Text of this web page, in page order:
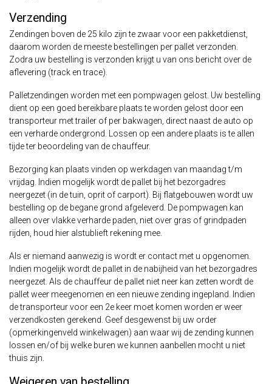
Verzending
Zendingen boven de 25 kilo zijn te zwaar voor een pakketdienst,
daarom worden de meeste bestellingen per pallet verzonden.
Zodra uw bestelling is verzonden krijgt u van ons bericht over de
aflevering (track en trace).
Palletzendingen worden met een pompwagen gelost. Uw bestelling
dient op een goed bereikbare plaats te worden gelost door een
transporteur met trailer of per bakwagen, direct naast de auto op
een verharde ondergrond. Lossen op een andere plaats is te allen
tijde ter beoordeling van de chauffeur.
Bezorging kan plaats vinden op werkdagen van maandag t/m
vrijdag. Indien mogelijk wordt de pallet bij het bezorgadres
neergezet (in de tuin, oprit of carport). Bij flatgebouwen wordt uw
bestelling op de begane grond afgeleverd. De pompwagen kan
alleen over vlakke verharde paden, niet over gras of grindpaden
rijden, houd hier alstublieft rekening mee.
Als er niemand aanwezig is wordt er contact met u opgenomen.
Indien mogelijk wordt de pallet in de nabijheid van het bezorgadres
neergezet. Als de chauffeur de pallet niet neer kan zetten wordt de
pallet weer meegenomen en een nieuwe zending ingepland. Indien
de transporteur voor een 2e keer moet komen worden er weer
verzendkosten gerekend. Geef desgewenst bij uw order
(opmerkingenveld winkelwagen) aan waar wij de zending kunnen
lossen en/of bij welke buren we kunnen aanbellen mocht u niet
thuis zijn.